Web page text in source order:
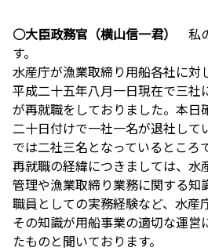
○大臣政務官（横山信一君）
私
す。
水産庁が漁業取締り用船各社に対
平成二十五年八月一日現在で三社
が再就職をしておりました。本日
二十日付けで一社一名が退社して
では二社三名となっているところ
再就職の経緯につきましては、水
管理や漁業取締り業務に関する知
職員としての実務経験など、水産
その知識が用船事業の適切な運営
たものと聞いております。